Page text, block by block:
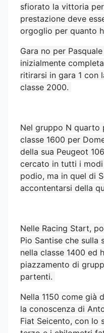
sfiorato la vittoria
prestazione deve
orgoglio per quanto
Gara no per
inizialmente
ritirarsi in gara 1 con
classe 2000.
Nel gruppo N quarto
classe 1600 per
della sua Peugeot
cercato in tutti i
podio, ma in quel di
accontentarsi della
Nelle Racing Start,
Pio Santise che sulla
nella classe 1400 ed
piazzamento di
partenti.
Nella 1150 come già
la conoscenza di
Fiat Seicento, con lo